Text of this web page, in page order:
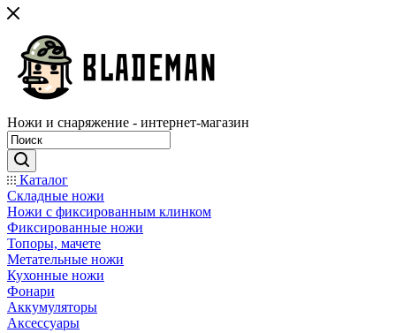
Ножи и снаряжение - интернет-магазин
Каталог
Складные ножи
Ножи с фиксированным клинком
Фиксированные ножи
Топоры, мачете
Метательные ножи
Кухонные ножи
Фонари
Аккумуляторы
Аксессуары